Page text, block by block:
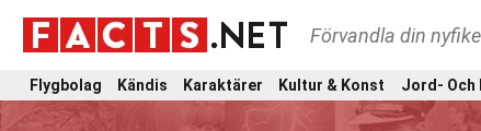
Förvandla din
Flygbolag Kändis Karaktärer Kultur & Konst Jord- Och